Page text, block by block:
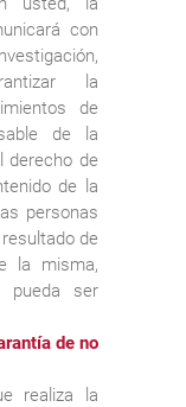
con
la
de
de la
derecho de
de la
personas
de
la misma,
pueda ser
de no
realiza la